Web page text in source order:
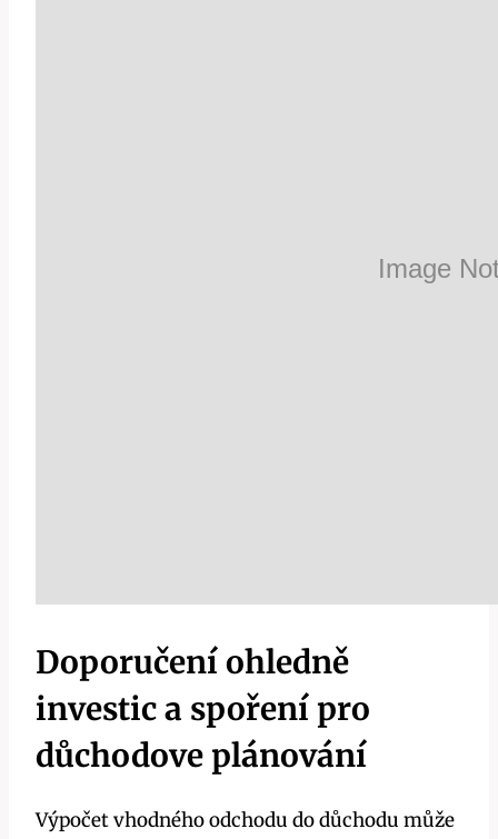
Doporučení ohledně
investic a spoření pro
důchodove plánování
Výpočet vhodného odchodu do důchodu může